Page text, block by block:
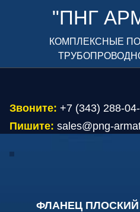
"ПНГ
КОМПЛЕКСНЫЕ
Звоните: +7 (343) 288-
Пишите: sales@png-
ФЛАНЕЦ ПЛОСКИЙ